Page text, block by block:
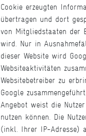
Cookie erzeugten
übertragen und dort
von Mitgliedstaaten der
wird. Nur in
dieser Website wird
Websiteaktivitäten
Websitebetreiber zu
Google
Angebot weist die
nutzen können. Die
(inkl. Ihrer IP-Adresse)